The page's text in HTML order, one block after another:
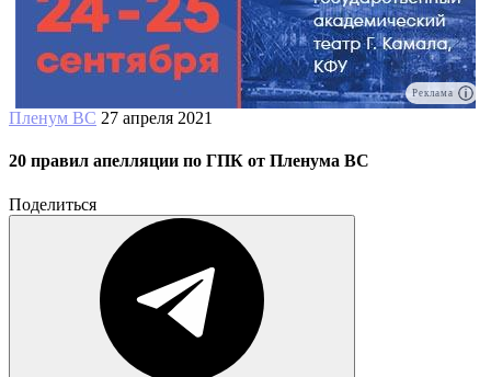
Реклама
Пленум ВС 27 апреля 2021
20 правил апелляции по ГПК от Пленума ВС
Поделиться